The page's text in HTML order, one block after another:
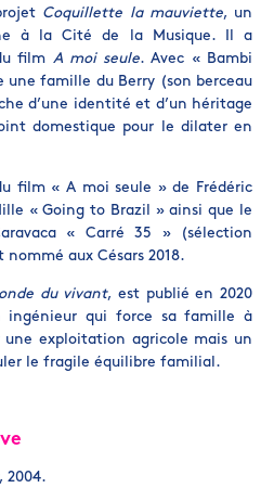
Coquillette la mauviette, un
à la Cité de la Musique. Il a
film A moi seule. Avec « Bambi
famille du Berry (son berceau
d’une identité et d’un héritage
domestique pour le dilater en
film « A moi seule » de Frédéric
« Going to Brazil » ainsi que le
« Carré 35 » (sélection
aux Césars 2018.
du vivant, est publié en 2020
ingénieur qui force sa famille à
une exploitation agricole mais un
le fragile équilibre familial.
2004.